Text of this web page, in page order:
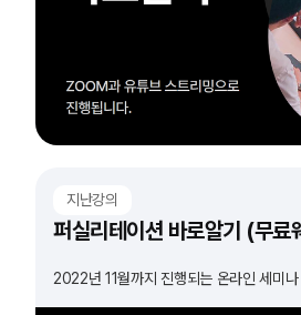
지난강의
퍼실리테이션 바로알기 (무료
2022년 11월까지 진행되는 온라인 세미